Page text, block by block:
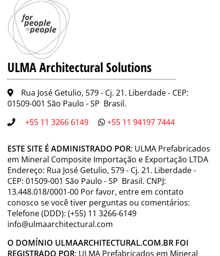
ULMA Architectural Solutions
Rua José Getulio, 579 - Cj. 21. Liberdade - CEP:
01509-001 São Paulo - SP Brasil.
+55 11 3266 6149
+55 11 94197 7444
ESTE SITE É ADMINISTRADO POR: ULMA Prefabricados
em Mineral Composite Importação e Exportação LTDA
Endereço: Rua José Getulio, 579 - Cj. 21. Liberdade -
CEP: 01509-001 São Paulo - SP Brasil. CNPJ:
13.448.018/0001-00 Por favor, entre em contato
conosco se você tiver perguntas ou comentários:
Telefone (DDD): (+55) 11 3266-6149
info@ulmaarchitectural.com
O DOMÍNIO ULMAARCHITECTURAL.COM.BR FOI
REGISTRADO POR: ULMA Prefabricados em Mineral